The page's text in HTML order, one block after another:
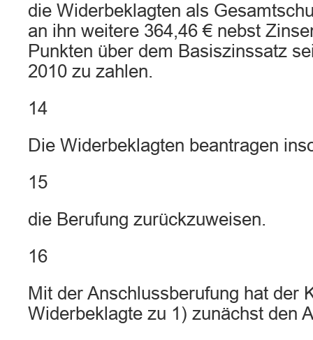
die Widerbeklagten als
an ihn weitere 364,46 € nebst
Punkten über dem Basiszinssatz
2010 zu zahlen.
14
Die Widerbeklagten beantragen
15
die Berufung zurückzuweisen.
16
Mit der Anschlussberufung hat der
Widerbeklagte zu 1) zunächst den